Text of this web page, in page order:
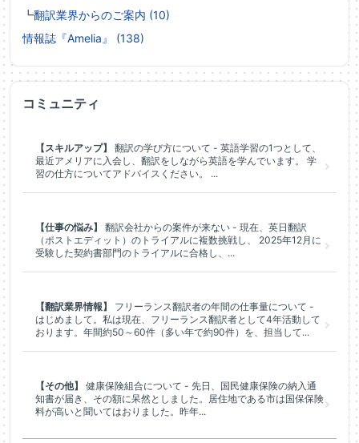
┗翻訳業界からのご案内 (10)
情報誌『Amelia』 (138)
コミュニティ
【スキルアップ】
翻訳の学び方について - 英語学習の1つとして、
最近アメリアに入会し、翻訳をしながら英語を学んでいます。 学
習の仕方についてアドバイスください。 ...
【仕事の悩み】
翻訳会社からの案件が来ない - 現在、英日翻訳
（ポストエディット）のトライアルに複数挑戦し、 2025年12月に
受験した契約書部門のトライアルに合格し、...
【翻訳業界情報】
フリーランス翻訳者の年間の仕事量について -
はじめまして。私は現在、フリーランス翻訳者として4年活動して
おります。年間約50～60件（多い年で約90件）を、担当して...
【その他】
健康保険組合について - 先日、国民健康保険の納入通
知書が届き、その額に呆然としました。居住地である市は国保保険
料が高いと聞いてはおりました。昨年...